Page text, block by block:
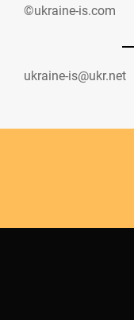
©ukraine-is.com
ukraine-is@ukr.net